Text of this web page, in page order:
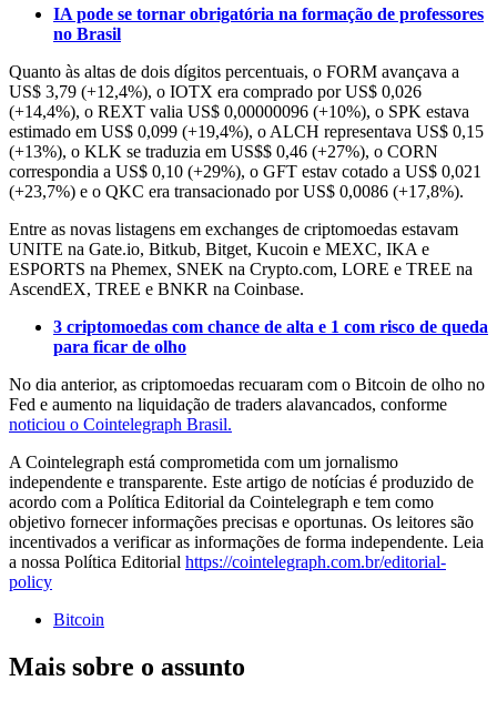
IA pode se tornar obrigatória na formação de professores
no Brasil
Quanto às altas de dois dígitos percentuais, o FORM avançava a
US$ 3,79 (+12,4%), o IOTX era comprado por US$ 0,026
(+14,4%), o REXT valia US$ 0,00000096 (+10%), o SPK estava
estimado em US$ 0,099 (+19,4%), o ALCH representava US$ 0,15
(+13%), o KLK se traduzia em US$$ 0,46 (+27%), o CORN
correspondia a US$ 0,10 (+29%), o GFT estav cotado a US$ 0,021
(+23,7%) e o QKC era transacionado por US$ 0,0086 (+17,8%).
Entre as novas listagens em exchanges de criptomoedas estavam
UNITE na Gate.io, Bitkub, Bitget, Kucoin e MEXC, IKA e
ESPORTS na Phemex, SNEK na Crypto.com, LORE e TREE na
AscendEX, TREE e BNKR na Coinbase.
3 criptomoedas com chance de alta e 1 com risco de queda
para ficar de olho
No dia anterior, as criptomoedas recuaram com o Bitcoin de olho no
Fed e aumento na liquidação de traders alavancados, conforme
noticiou o Cointelegraph Brasil.
A Cointelegraph está comprometida com um jornalismo
independente e transparente. Este artigo de notícias é produzido de
acordo com a Política Editorial da Cointelegraph e tem como
objetivo fornecer informações precisas e oportunas. Os leitores são
incentivados a verificar as informações de forma independente. Leia
a nossa Política Editorial https://cointelegraph.com.br/editorial-
policy
Bitcoin
Mais sobre o assunto